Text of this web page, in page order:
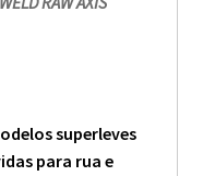
superleves
para rua e